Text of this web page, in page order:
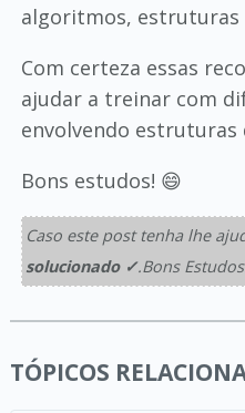
algoritmos, estruturas
Com certeza essas
ajudar a treinar com
envolvendo estruturas
Bons estudos! 😄
Caso este post tenha lhe
solucionado ✓.Bons
TÓPICOS